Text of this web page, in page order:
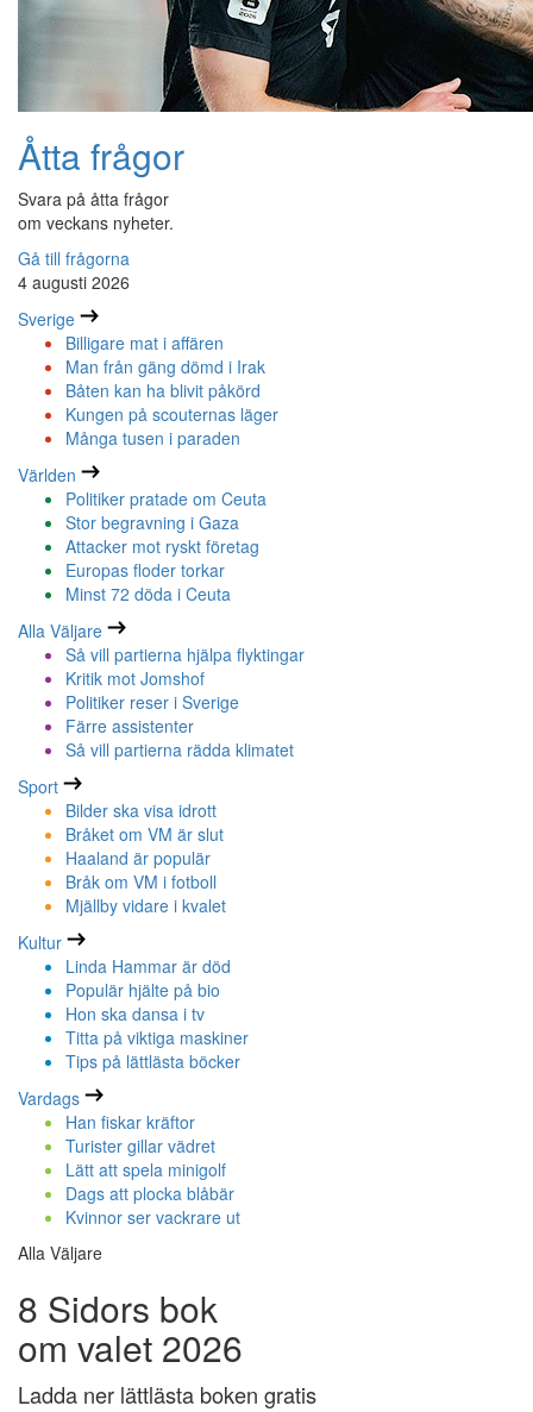
Åtta frågor
Svara på åtta frågor
om veckans nyheter.
Gå till frågorna
4 augusti 2026
Sverige
Billigare mat i affären
Man från gäng dömd i Irak
Båten kan ha blivit påkörd
Kungen på scouternas läger
Många tusen i paraden
Världen
Politiker pratade om Ceuta
Stor begravning i Gaza
Attacker mot ryskt företag
Europas floder torkar
Minst 72 döda i Ceuta
Alla Väljare
Så vill partierna hjälpa flyktingar
Kritik mot Jomshof
Politiker reser i Sverige
Färre assistenter
Så vill partierna rädda klimatet
Sport
Bilder ska visa idrott
Bråket om VM är slut
Haaland är populär
Bråk om VM i fotboll
Mjällby vidare i kvalet
Kultur
Linda Hammar är död
Populär hjälte på bio
Hon ska dansa i tv
Titta på viktiga maskiner
Tips på lättlästa böcker
Vardags
Han fiskar kräftor
Turister gillar vädret
Lätt att spela minigolf
Dags att plocka blåbär
Kvinnor ser vackrare ut
Alla Väljare
8 Sidors bok
om valet 2026
Ladda ner lättlästa boken gratis